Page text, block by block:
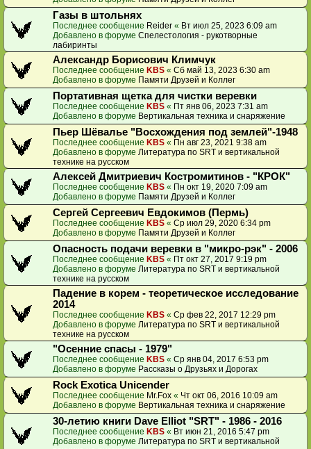
Газы в штольнях
Последнее сообщение Reider « Вт июл 25, 2023 6:09 am
Добавлено в форуме Спелестология - рукотворные
лабиринты
Александр Борисович Климчук
Последнее сообщение KBS « Сб май 13, 2023 6:30 am
Добавлено в форуме Памяти Друзей и Коллег
Портативная щетка для чистки веревки
Последнее сообщение KBS « Пт янв 06, 2023 7:31 am
Добавлено в форуме Вертикальная техника и снаряжение
Пьер Шёвалье "Восхождения под землей"-1948
Последнее сообщение KBS « Пн авг 23, 2021 9:38 am
Добавлено в форуме Литература по SRT и вертикальной
технике на русском
Алексей Дмитриевич Костромитинов - "КРОК"
Последнее сообщение KBS « Пн окт 19, 2020 7:09 am
Добавлено в форуме Памяти Друзей и Коллег
Сергей Сергеевич Евдокимов (Пермь)
Последнее сообщение KBS « Ср июл 29, 2020 6:34 pm
Добавлено в форуме Памяти Друзей и Коллег
Опасность подачи веревки в "микро-рэк" - 2006
Последнее сообщение KBS « Пт окт 27, 2017 9:19 pm
Добавлено в форуме Литература по SRT и вертикальной
технике на русском
Падение в корем - теоретическое исследование
2014
Последнее сообщение KBS « Ср фев 22, 2017 12:29 pm
Добавлено в форуме Литература по SRT и вертикальной
технике на русском
"Осенние спасы - 1979"
Последнее сообщение KBS « Ср янв 04, 2017 6:53 pm
Добавлено в форуме Рассказы о Друзьях и Дорогах
Rock Exotica Unicender
Последнее сообщение Mr.Fox « Чт окт 06, 2016 10:09 am
Добавлено в форуме Вертикальная техника и снаряжение
30-летию книги Dave Elliot "SRT" - 1986 - 2016
Последнее сообщение KBS « Вт июн 21, 2016 5:47 pm
Добавлено в форуме Литература по SRT и вертикальной